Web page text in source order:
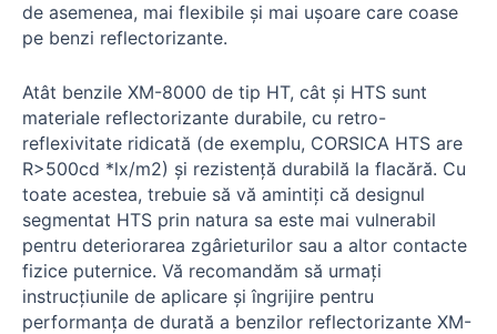
de asemenea, mai flexibile și mai ușoare care coase
pe benzi reflectorizante.
Atât benzile XM-8000 de tip HT, cât și HTS sunt
materiale reflectorizante durabile, cu retro-
reflexivitate ridicată (de exemplu, CORSICA HTS are
R>500cd *lx/m2) și rezistență durabilă la flacără. Cu
toate acestea, trebuie să vă amintiți că designul
segmentat HTS prin natura sa este mai vulnerabil
pentru deteriorarea zgârieturilor sau a altor contacte
fizice puternice. Vă recomandăm să urmați
instrucțiunile de aplicare și îngrijire pentru
performanța de durată a benzilor reflectorizante XM-